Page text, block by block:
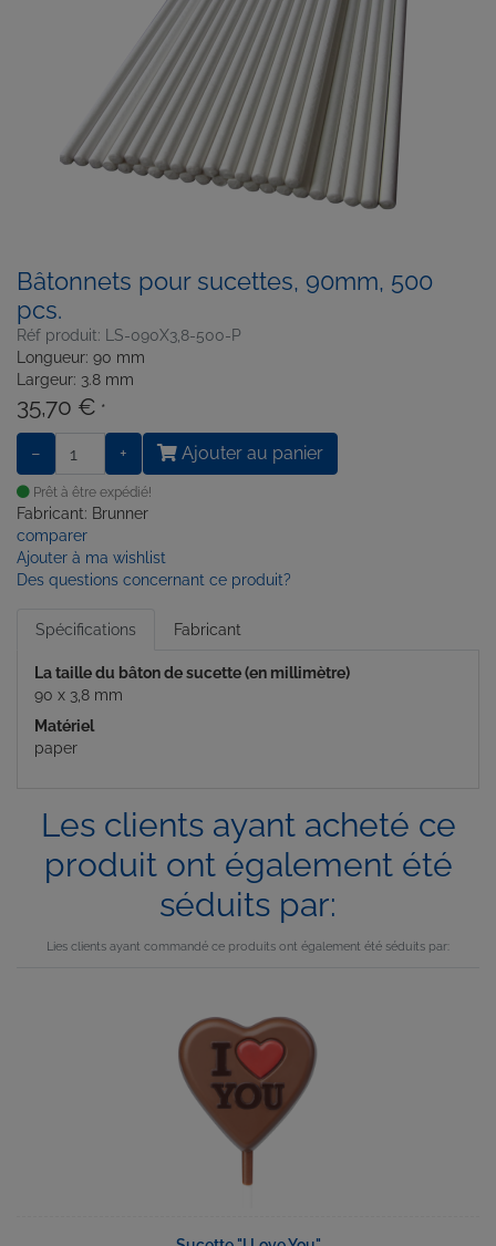
Bâtonnets pour sucettes, 90mm, 500
pcs.
Réf produit: LS-090X3,8-500-P
Longueur: 90 mm
Largeur: 3.8 mm
35,70 € *
− + Ajouter au panier
Prêt à être expédié!
Fabricant: Brunner
comparer
Ajouter à ma wishlist
Des questions concernant ce produit?
Spécifications Fabricant
La taille du bâton de sucette (en millimètre)
90 x 3,8 mm
Matériel
paper
Les clients ayant acheté ce
produit ont également été
séduits par:
Lies clients ayant commandé ce produits ont également été séduits par: